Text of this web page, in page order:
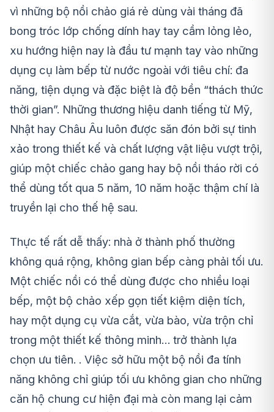
vì những bộ nồi chảo giá rẻ dùng vài tháng đã
bong tróc lớp chống dính hay tay cầm lỏng lẻo,
xu hướng hiện nay là đầu tư mạnh tay vào những
dụng cụ làm bếp từ nước ngoài với tiêu chí: đa
năng, tiện dụng và đặc biệt là độ bền “thách thức
thời gian”. Những thương hiệu danh tiếng từ Mỹ,
Nhật hay Châu Âu luôn được săn đón bởi sự tinh
xảo trong thiết kế và chất lượng vật liệu vượt trội,
giúp một chiếc chảo gang hay bộ nồi tháo rời có
thể dùng tốt qua 5 năm, 10 năm hoặc thậm chí là
truyền lại cho thế hệ sau.
Thực tế rất dễ thấy: nhà ở thành phố thường
không quá rộng, không gian bếp càng phải tối ưu.
Một chiếc nồi có thể dùng được cho nhiều loại
bếp, một bộ chảo xếp gọn tiết kiệm diện tích,
hay một dụng cụ vừa cắt, vừa bào, vừa trộn chỉ
trong một thiết kế thông minh… trở thành lựa
chọn ưu tiên. . Việc sở hữu một bộ nồi đa tính
năng không chỉ giúp tối ưu không gian cho những
căn hộ chung cư hiện đại mà còn mang lại cảm